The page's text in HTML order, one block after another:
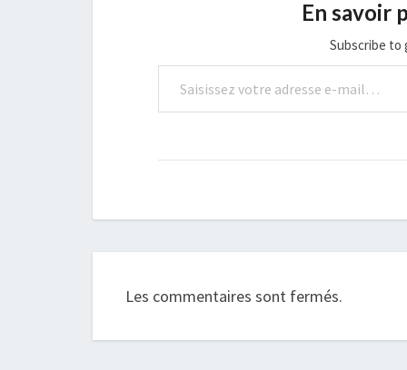
En savoir
Subscribe to
Saisissez votre adresse e-mail…
Les commentaires sont fermés.